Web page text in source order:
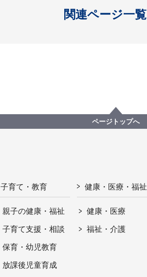
関連ページ一覧
開く
ページトップへ
子育て・教育
親子の健康・福祉
子育て支援・相談
保育・幼児教育
放課後児童育成
健康・医療・福祉
健康・医療
福祉・介護